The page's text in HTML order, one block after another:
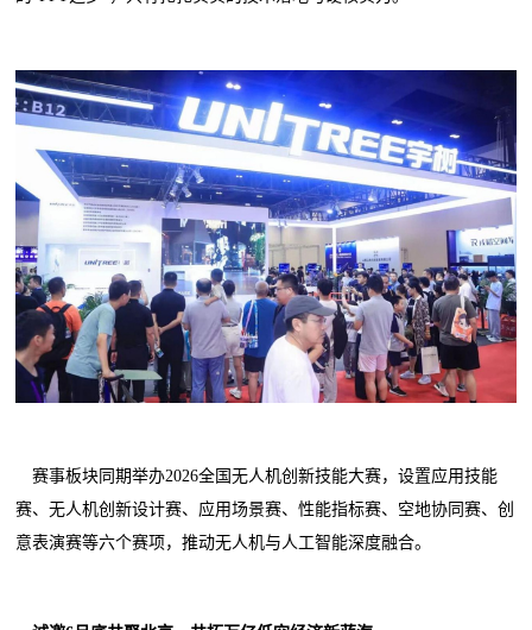
赛事板块同期举办2026全国无人机创新技能大赛，设置应用技能
赛、无人机创新设计赛、应用场景赛、性能指标赛、空地协同赛、创
意表演赛等六个赛项，推动无人机与人工智能深度融合。